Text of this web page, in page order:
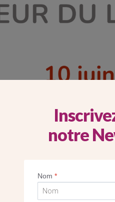
les Chantiers du
notre
Nom*